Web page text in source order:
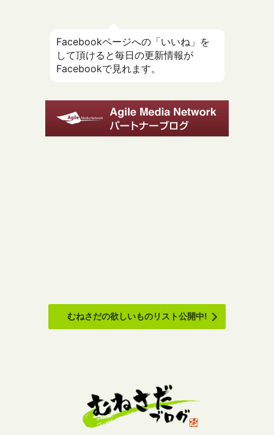
Facebookページへの「いいね」を
して頂けると毎日の更新情報が
Facebookで見れます。
むねさだの欲しいものリスト公開中!